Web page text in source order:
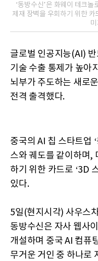
‘동방수신’은 화웨이 테크
제재 장벽을 우회하기 위한 카
글로벌 인공지능(AI)
기술 수출 통제가 높아
뇌부가 주도하는 새로
전격 출격했다.
중국의 AI 칩 스타트업
스와 궤도를 같이하며,
하기 위한 카드로 ‘3D
있다.
5일(현지시각) 사우스
동방수신은 자사 웹사
개설하며 중국 AI 컴퓨
무거운 거인 중 하나로